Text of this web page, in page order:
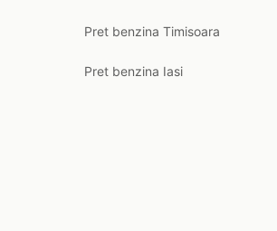
Pret benzina Timisoara
Pret benzina Iasi